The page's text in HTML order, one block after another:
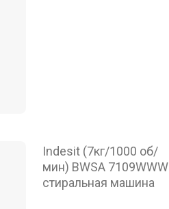
Indesit (7кг/1000 об/
мин) BWSA 7109WWW
стиральная машина